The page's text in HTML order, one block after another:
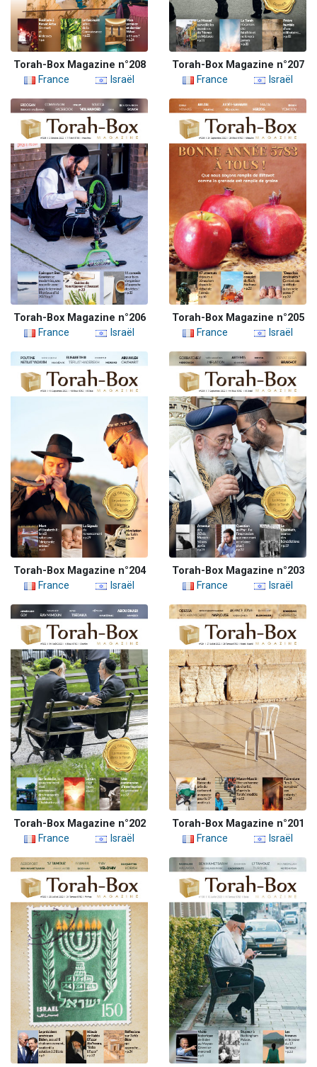
Torah-Box Magazine n°208
France
Israël
Torah-Box Magazine n°207
France
Israël
Torah-Box Magazine n°206
France
Israël
Torah-Box Magazine n°205
France
Israël
Torah-Box Magazine n°204
France
Israël
Torah-Box Magazine n°203
France
Israël
Torah-Box Magazine n°202
France
Israël
Torah-Box Magazine n°201
France
Israël